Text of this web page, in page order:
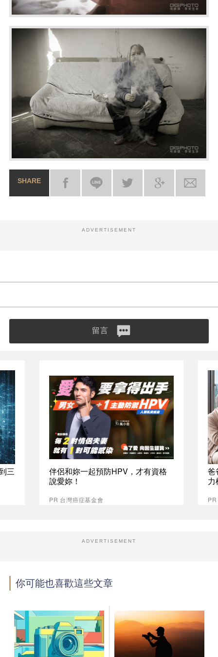
SHARE
ADVERTISEMENT
留言
三
伴侶和妳一起預防HPV，才有資格
說愛妳！
PR 台灣癌症基金會
爸
力
ADVERTISEMENT
你可能也喜歡這些文章